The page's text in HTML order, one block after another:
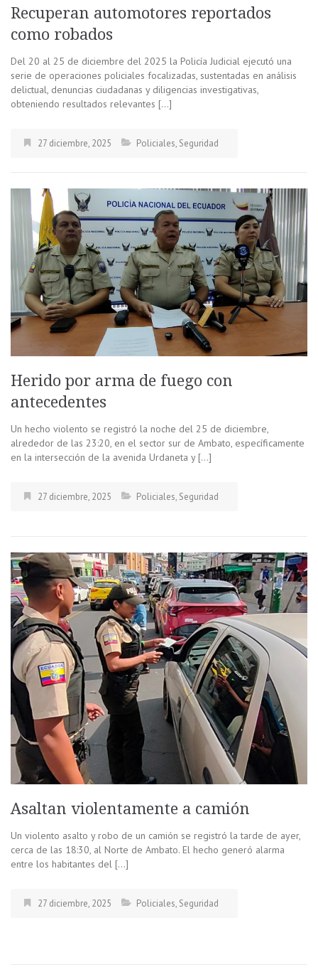
Recuperan automotores reportados
como robados
Del 20 al 25 de diciembre del 2025 la Policía Judicial ejecutó una
serie de operaciones policiales focalizadas, sustentadas en análisis
delictual, denuncias ciudadanas y diligencias investigativas,
obteniendo resultados relevantes […]
27 diciembre, 2025 Policiales, Seguridad
Herido por arma de fuego con
antecedentes
Un hecho violento se registró la noche del 25 de diciembre,
alrededor de las 23:20, en el sector sur de Ambato, específicamente
en la intersección de la avenida Urdaneta y […]
27 diciembre, 2025 Policiales, Seguridad
Asaltan violentamente a camión
Un violento asalto y robo de un camión se registró la tarde de ayer,
cerca de las 18:30, al Norte de Ambato. El hecho generó alarma
entre los habitantes del […]
27 diciembre, 2025 Policiales, Seguridad